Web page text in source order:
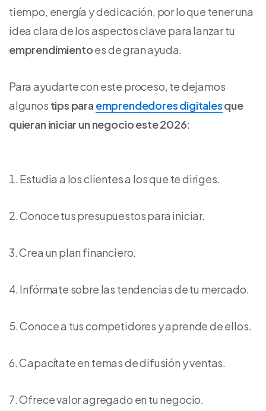
tiempo, energía y dedicación, por lo que tener una
idea clara de los aspectos clave para lanzar tu
emprendimientoes de gran ayuda.
Para ayudarte con este proceso, te dejamos
algunos tips para emprendedores digitalesque
quieran iniciar un negocio este 2026:
Estudia a los clientes a los que te diriges.
Conoce tus presupuestos para iniciar.
Crea un plan financiero.
Infórmate sobre las tendencias de tu mercado.
Conoce a tus competidores y aprende de ellos.
Capacítate en temas de difusión y ventas.
Ofrece valor agregado en tu negocio.